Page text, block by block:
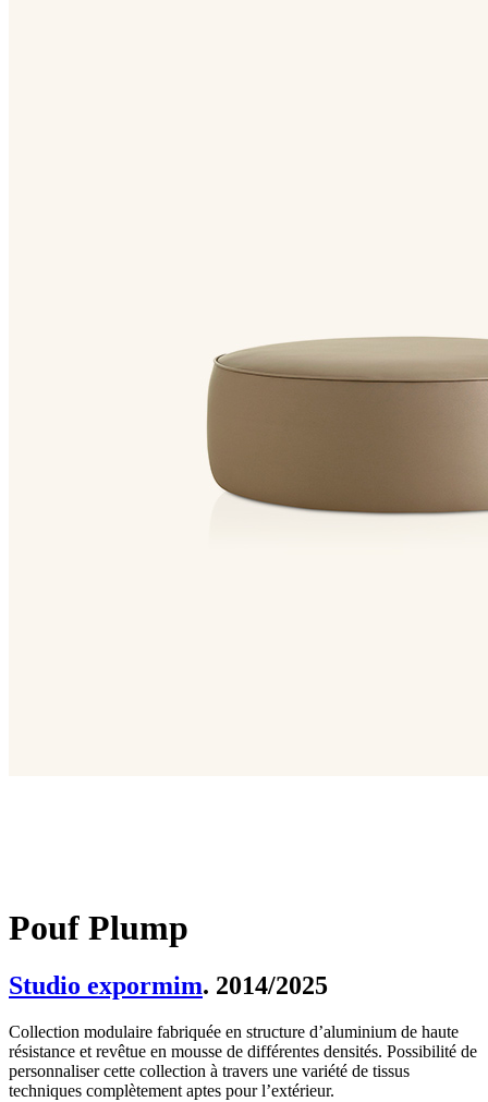
Pouf Plump
Studio expormim. 2014/2025
Collection modulaire fabriquée en structure d’aluminium de haute
résistance et revêtue en mousse de différentes densités. Possibilité de
personnaliser cette collection à travers une variété de tissus
techniques complètement aptes pour l’extérieur.